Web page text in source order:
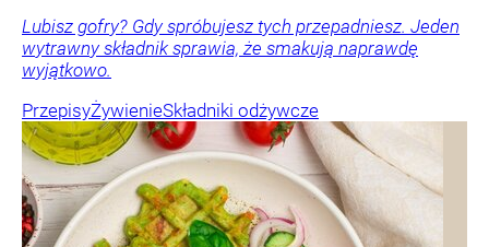
Lubisz gofry? Gdy spróbujesz tych przepadniesz. Jeden
wytrawny składnik sprawia, że smakują naprawdę
wyjątkowo.
PrzepisyŻywienieSkładniki odżywcze